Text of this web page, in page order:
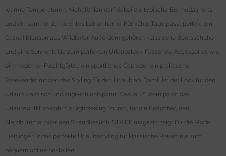
warme Temperaturen. Nicht fehlen darf dabei die typische Bermudashorts
und ein sommerlich leichtes Leinenhemd. Für kühle Tage passt perfekt ein
Casual Blouson aus Wildleder. Außerdem gehören klassische Bootsschuhe
und eine Sonnenbrille zum perfekten Urlaubslook. Passende Accessoires wie
ein moderner Flechtgürtel, ein sportliches Cap oder ein praktischer
Weekender runden das Styling für den Urlaub ab. Damit ist der Look für den
Urlaub klassisch und zugleich entspannt Casual. Zudem passt das
Urlaubsoutfit sowohl für Sightseeing Touren, für die Beachbar, den
Statdbummel oder den Strandbesuch. STRIKE magazin zeigt Dir die Mode
Lieblinge für das perfekte Urlaubsstyling für klassische Reiseziele zum
bequem online bestellen.